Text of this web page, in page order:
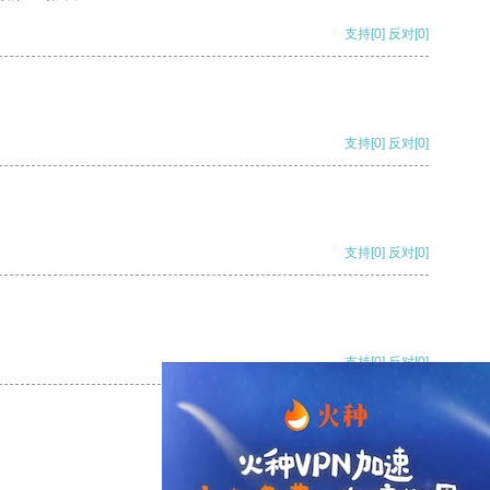
支持[0] 反对[0]
支持[0] 反对[0]
支持[0] 反对[0]
支持[0] 反对[0]
支持[0] 反对